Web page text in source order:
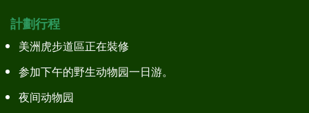
計劃行程
美洲虎步道區正在裝修
参加下午的野生动物园一日游。
夜间动物园